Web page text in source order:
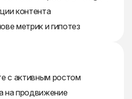
контента
метрик и гипотез
с активным ростом
на продвижение